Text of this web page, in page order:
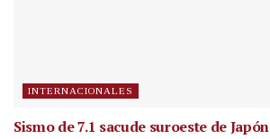
INTERNACIONALES
Sismo de 7.1 sacude suroeste de Japón